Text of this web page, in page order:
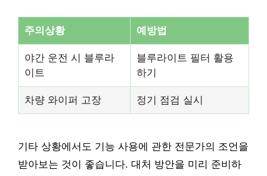
주의상황 예방법
야간 운전 시 블루라
이트
블루라이트 필터 활용
하기
차량 와이퍼 고장 정기 점검 실시
기타 상황에서도 기능 사용에 관한 전문가의 조언을
받아보는 것이 좋습니다. 대처 방안을 미리 준비하